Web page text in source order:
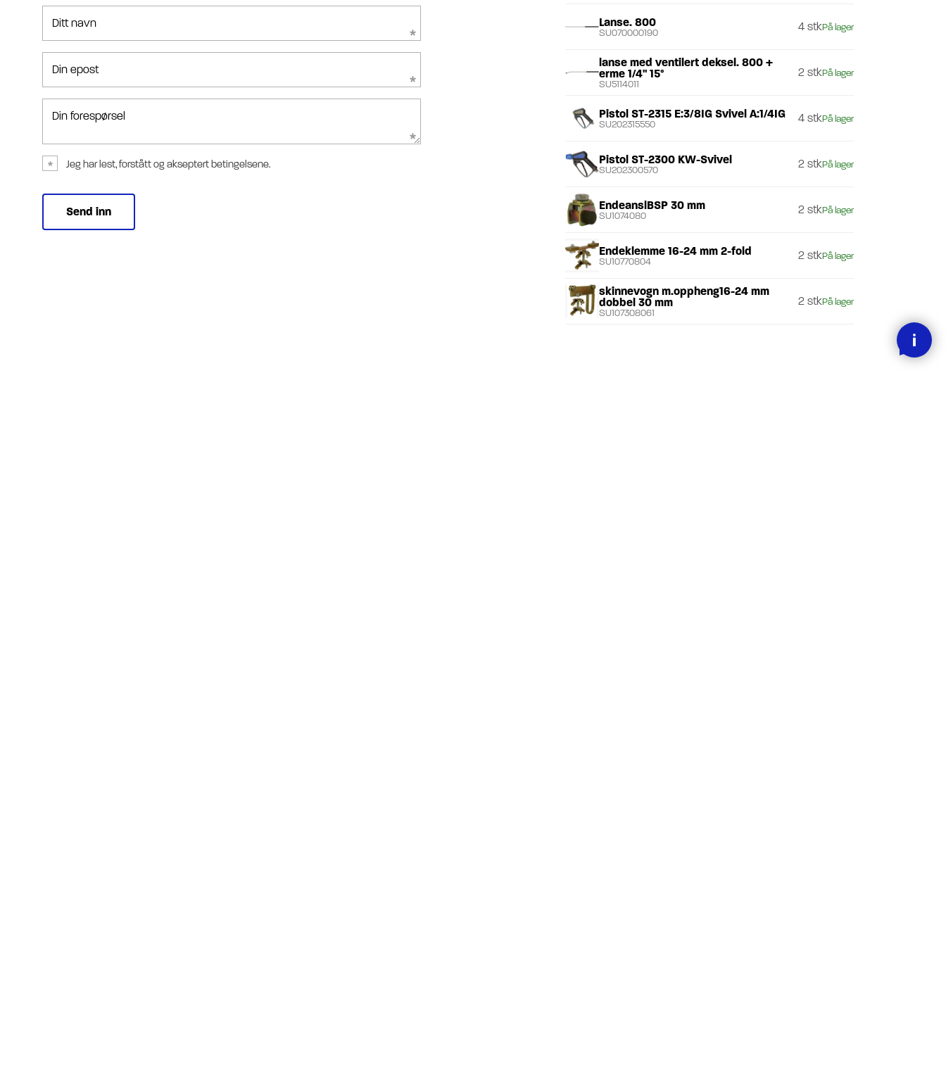
Lanse. 800
SU070000190 4 stkPå lager
lanse med ventilert deksel. 800 +
erme 1/4" 15°
SU5114011
2 stkPå lager
Pistol ST-2315 E:3/8IG Svivel A:1/4IG
SU202315550 4 stkPå lager
Pistol ST-2300 KW-Svivel
SU202300570 2 stkPå lager
EndeanslBSP 30 mm
SU1074080 2 stkPå lager
Endeklemme 16-24 mm 2-fold
SU10770804 2 stkPå lager
skinnevogn m.oppheng16-24 mm
dobbel 30 mm
SU107308061
2 stkPå lager
Ditt navn
Din epost
Din forespørsel
Jeg har lest, forstått og akseptert betingelsene.